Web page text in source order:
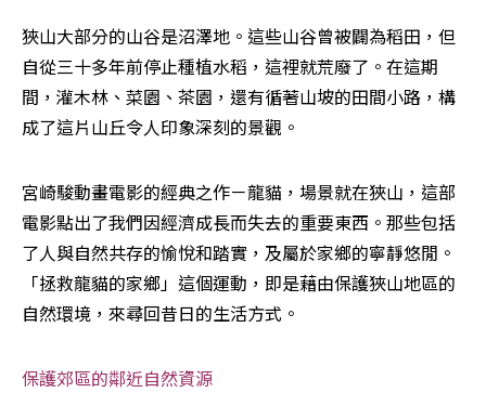
狹山大部分的山谷是沼澤地。這些山谷曾被闢為稻田，但
自從三十多年前停止種植水稻，這裡就荒廢了。在這期
間，灌木林、菜園、茶園，還有循著山坡的田間小路，構
成了這片山丘令人印象深刻的景觀。
宮崎駿動畫電影的經典之作－龍貓，場景就在狹山，這部
電影點出了我們因經濟成長而失去的重要東西。那些包括
了人與自然共存的愉悅和踏實，及屬於家鄉的寧靜悠閒。
「拯救龍貓的家鄉」這個運動，即是藉由保護狹山地區的
自然環境，來尋回昔日的生活方式。
保護郊區的鄰近自然資源